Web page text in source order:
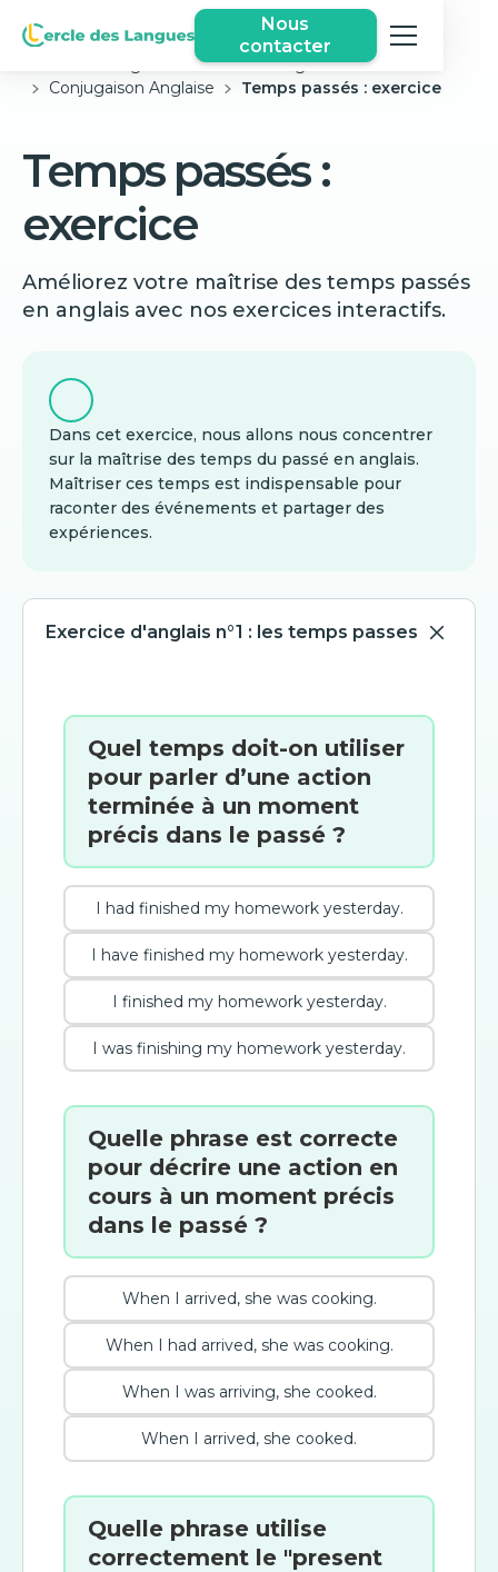
Nous
contacter
Exercices Anglais Gratuits
Conjugaison Anglaise
Temps passés : exercice
Temps passés :
exercice
Améliorez votre maîtrise des temps passés
en anglais avec nos exercices interactifs.
Dans cet exercice, nous allons nous concentrer
sur la maîtrise des temps du passé en anglais.
Maîtriser ces temps est indispensable pour
raconter des événements et partager des
expériences.
Exercice d'anglais n°1 : les temps passes
Quel temps doit-on utiliser
pour parler d’une action
terminée à un moment
précis dans le passé ?
I had finished my homework yesterday.
I have finished my homework yesterday.
I finished my homework yesterday.
I was finishing my homework yesterday.
Quelle phrase est correcte
pour décrire une action en
cours à un moment précis
dans le passé ?
When I arrived, she was cooking.
When I had arrived, she was cooking.
When I was arriving, she cooked.
When I arrived, she cooked.
Quelle phrase utilise
correctement le "present